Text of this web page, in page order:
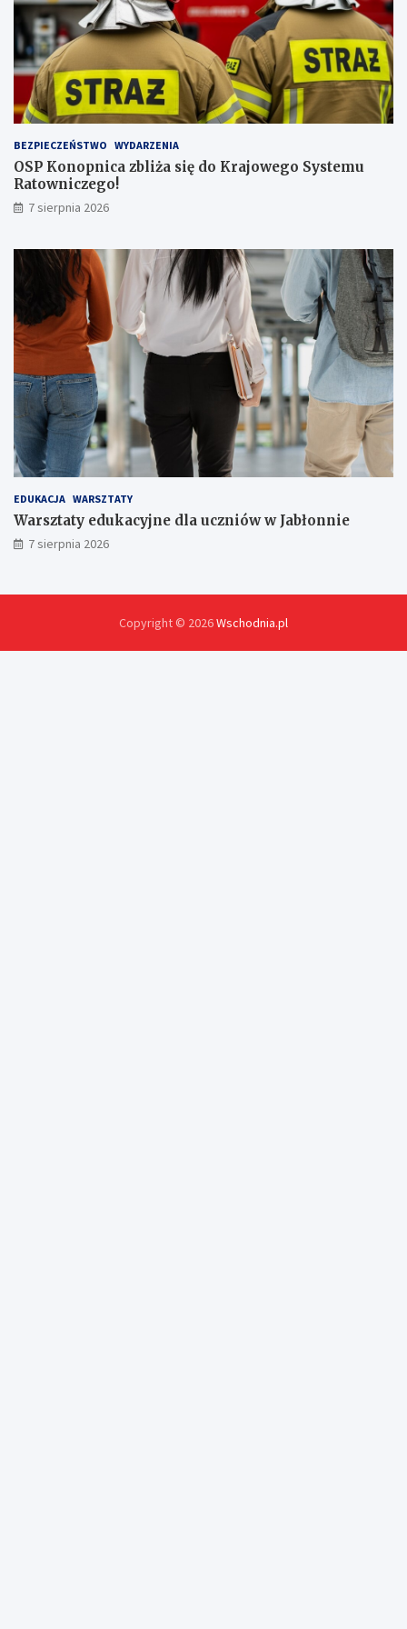
c
z
b
ą
a
a
ż
e
r
!
BEZPIECZEŃSTWO WYDARZENIA
OSP Konopnica zbliża się do Krajowego Systemu
Ratowniczego!
7 sierpnia 2026
EDUKACJA WARSZTATY
Warsztaty edukacyjne dla uczniów w Jabłonnie
7 sierpnia 2026
Copyright © 2026Wschodnia.pl